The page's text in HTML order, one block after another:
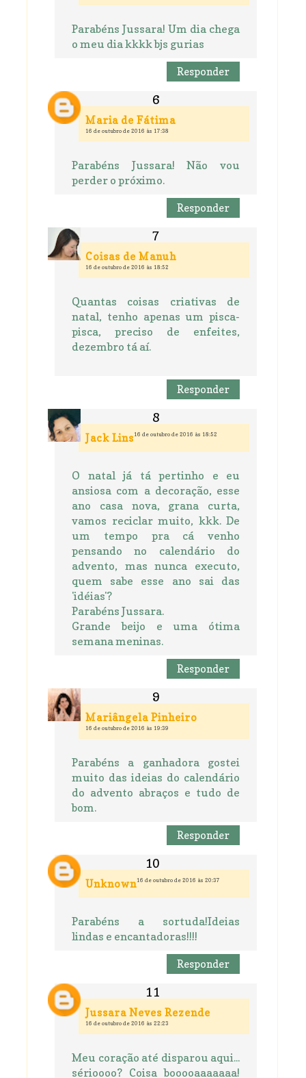
Parabéns Jussara! Um dia chega
o meu dia kkkk bjs gurias
Responder
Maria de Fátima
16 de outubro de 2016 às 17:38
Parabéns Jussara! Não vou
perder o próximo.
Responder
Coisas de Manuh
16 de outubro de 2016 às 18:52
Quantas coisas criativas de
natal, tenho apenas um pisca-
pisca, preciso de enfeites,
dezembro tá aí.
Responder
Jack Lins 16 de outubro de 2016 às 18:52
O natal já tá pertinho e eu
ansiosa com a decoração, esse
ano casa nova, grana curta,
vamos reciclar muito, kkk. De
um tempo pra cá venho
pensando no calendário do
advento, mas nunca executo,
quem sabe esse ano sai das
'idéias'?
Parabéns Jussara.
Grande beijo e uma ótima
semana meninas.
Responder
Mariângela Pinheiro
16 de outubro de 2016 às 19:39
Parabéns a ganhadora gostei
muito das ideias do calendário
do advento abraços e tudo de
bom.
Responder
Unknown16 de outubro de 2016 às 20:37
Parabéns a sortuda!Ideias
lindas e encantadoras!!!!
Responder
Jussara Neves Rezende
16 de outubro de 2016 às 22:23
Meu coração até disparou aqui...
sérioooo? Coisa booooaaaaaaa!